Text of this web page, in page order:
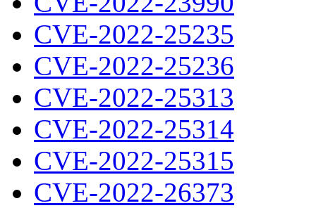
CVE-2022-25235
CVE-2022-25236
CVE-2022-25313
CVE-2022-25314
CVE-2022-25315
CVE-2022-26373